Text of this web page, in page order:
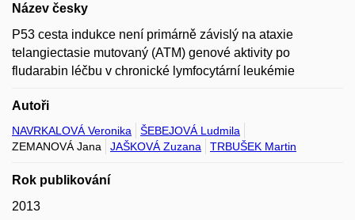
Název česky
P53 cesta indukce není primárně závislý na ataxie
telangiectasie mutovaný (ATM) genové aktivity po
fludarabin léčbu v chronické lymfocytární leukémie
Autoři
NAVRKALOVÁ Veronika
ŠEBEJOVÁ Ludmila
ZEMANOVÁ Jana
JAŠKOVÁ Zuzana TRBUŠEK Martin
Rok publikování
2013